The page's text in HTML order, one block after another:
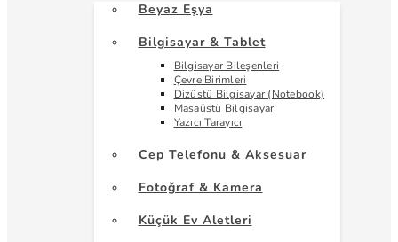
Beyaz Eşya
Bilgisayar & Tablet
Bilgisayar Bileşenleri
Çevre Birimleri
Dizüstü Bilgisayar (Notebook)
Masaüstü Bilgisayar
Yazıcı Tarayıcı
Cep Telefonu & Aksesuar
Fotoğraf & Kamera
Küçük Ev Aletleri